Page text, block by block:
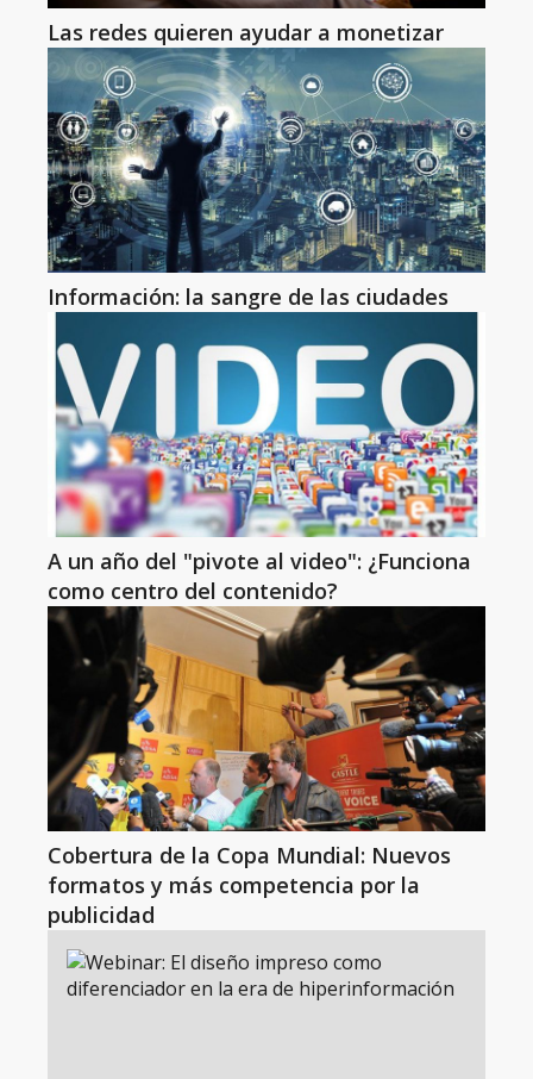
Las redes quieren ayudar a monetizar
Información: la sangre de las ciudades
A un año del "pivote al video": ¿Funciona
como centro del contenido?
Cobertura de la Copa Mundial: Nuevos
formatos y más competencia por la
publicidad